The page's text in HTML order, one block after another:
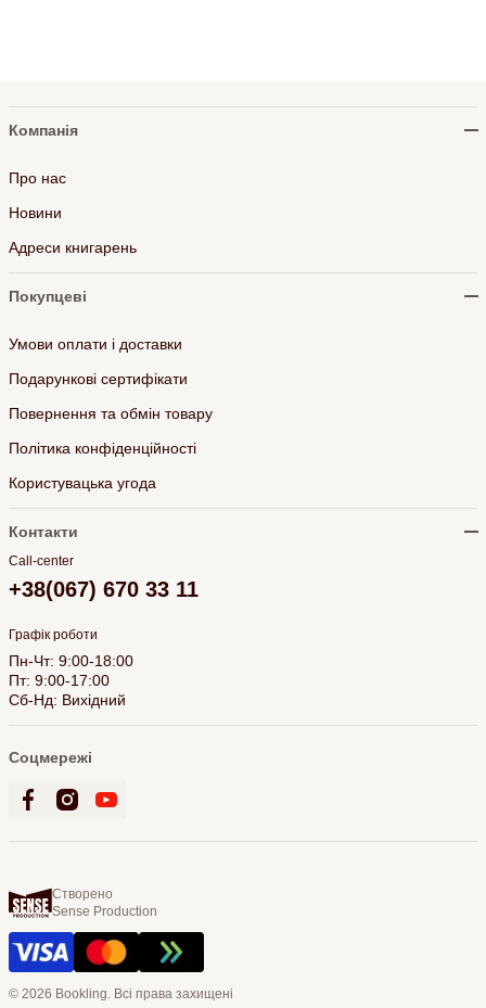
Компанія
Про нас
Новини
Адреси книгарень
Покупцеві
Умови оплати і доставки
Подарункові сертифікати
Повернення та обмін товару
Політика конфіденційності
Користувацька угода
Контакти
Call-center
+38(067) 670 33 11
Графік роботи
Пн-Чт: 9:00-18:00
Пт: 9:00-17:00
Сб-Нд: Вихідний
Соцмережі
Створено
Sense Production
© 2026 Bookling. Всі права захищені